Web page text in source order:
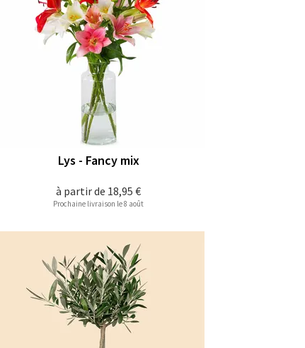
à partir de 18,95 €
Lys - Fancy mix
Prochaine livraison le 8 août